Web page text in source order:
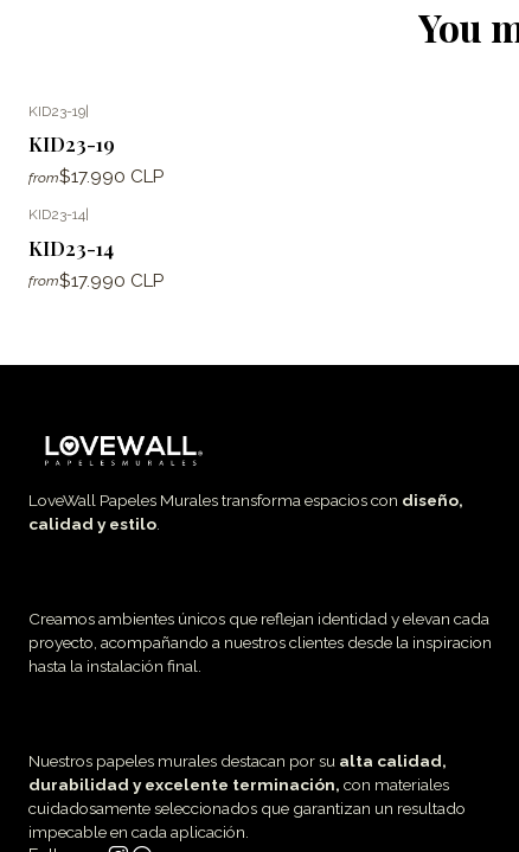
You
KID23-19
KID23-19
from$17.990 CLP
KID23-14
KID23-14
from$17.990 CLP
LoveWall Papeles Murales transforma espacios con diseño,
calidad y estilo
Creamos ambientes únicos que reflejan identidad y elevan cada
proyecto, acompañando a nuestros clientes desde la inspiracion
hasta la instalación final.
Nuestros papeles murales destacan por su alta calidad,
durabilidad y excelente terminación, con materiales
cuidadosamente seleccionados que garantizan un resultado
impecable en cada aplicación.